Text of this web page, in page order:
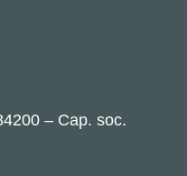
– Cap. soc.